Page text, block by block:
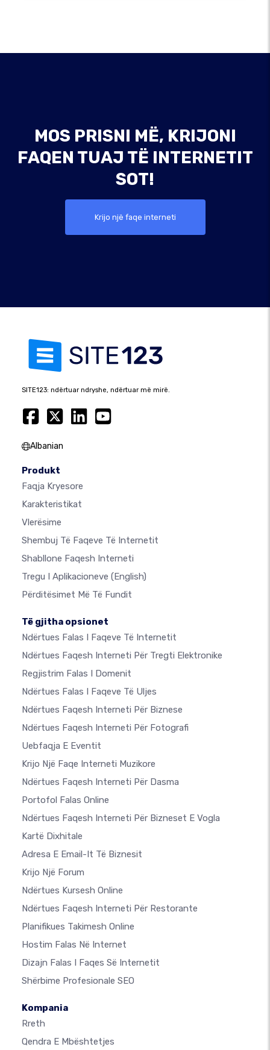
MOS PRISNI MË, KRIJONI
FAQEN TUAJ TË INTERNETIT
SOT!
Krijo një faqe interneti
SITE123: ndërtuar ndryshe, ndërtuar më mirë.
Albanian
Produkt
Faqja Kryesore
Karakteristikat
Vlerësime
Shembuj Të Faqeve Të Internetit
Shabllone Faqesh Interneti
Tregu I Aplikacioneve (English)
Përditësimet Më Të Fundit
Të gjitha opsionet
Ndërtues Falas I Faqeve Të Internetit
Ndërtues Faqesh Interneti Për Tregti Elektronike
Regjistrim Falas I Domenit
Ndërtues Falas I Faqeve Të Uljes
Ndërtues Faqesh Interneti Për Biznese
Ndërtues Faqesh Interneti Për Fotografi
Uebfaqja E Eventit
Krijo Një Faqe Interneti Muzikore
Ndërtues Faqesh Interneti Për Dasma
Portofol Falas Online
Ndërtues Faqesh Interneti Për Bizneset E Vogla
Kartë Dixhitale
Adresa E Email-It Të Biznesit
Krijo Një Forum
Ndërtues Kursesh Online
Ndërtues Faqesh Interneti Për Restorante
Planifikues Takimesh Online
Hostim Falas Në Internet
Dizajn Falas I Faqes Së Internetit
Shërbime Profesionale SEO
Kompania
Rreth
Qendra E Mbështetjes